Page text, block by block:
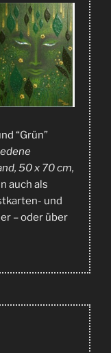
“Grün”
50 x 70 cm,
auch als
und
– oder über